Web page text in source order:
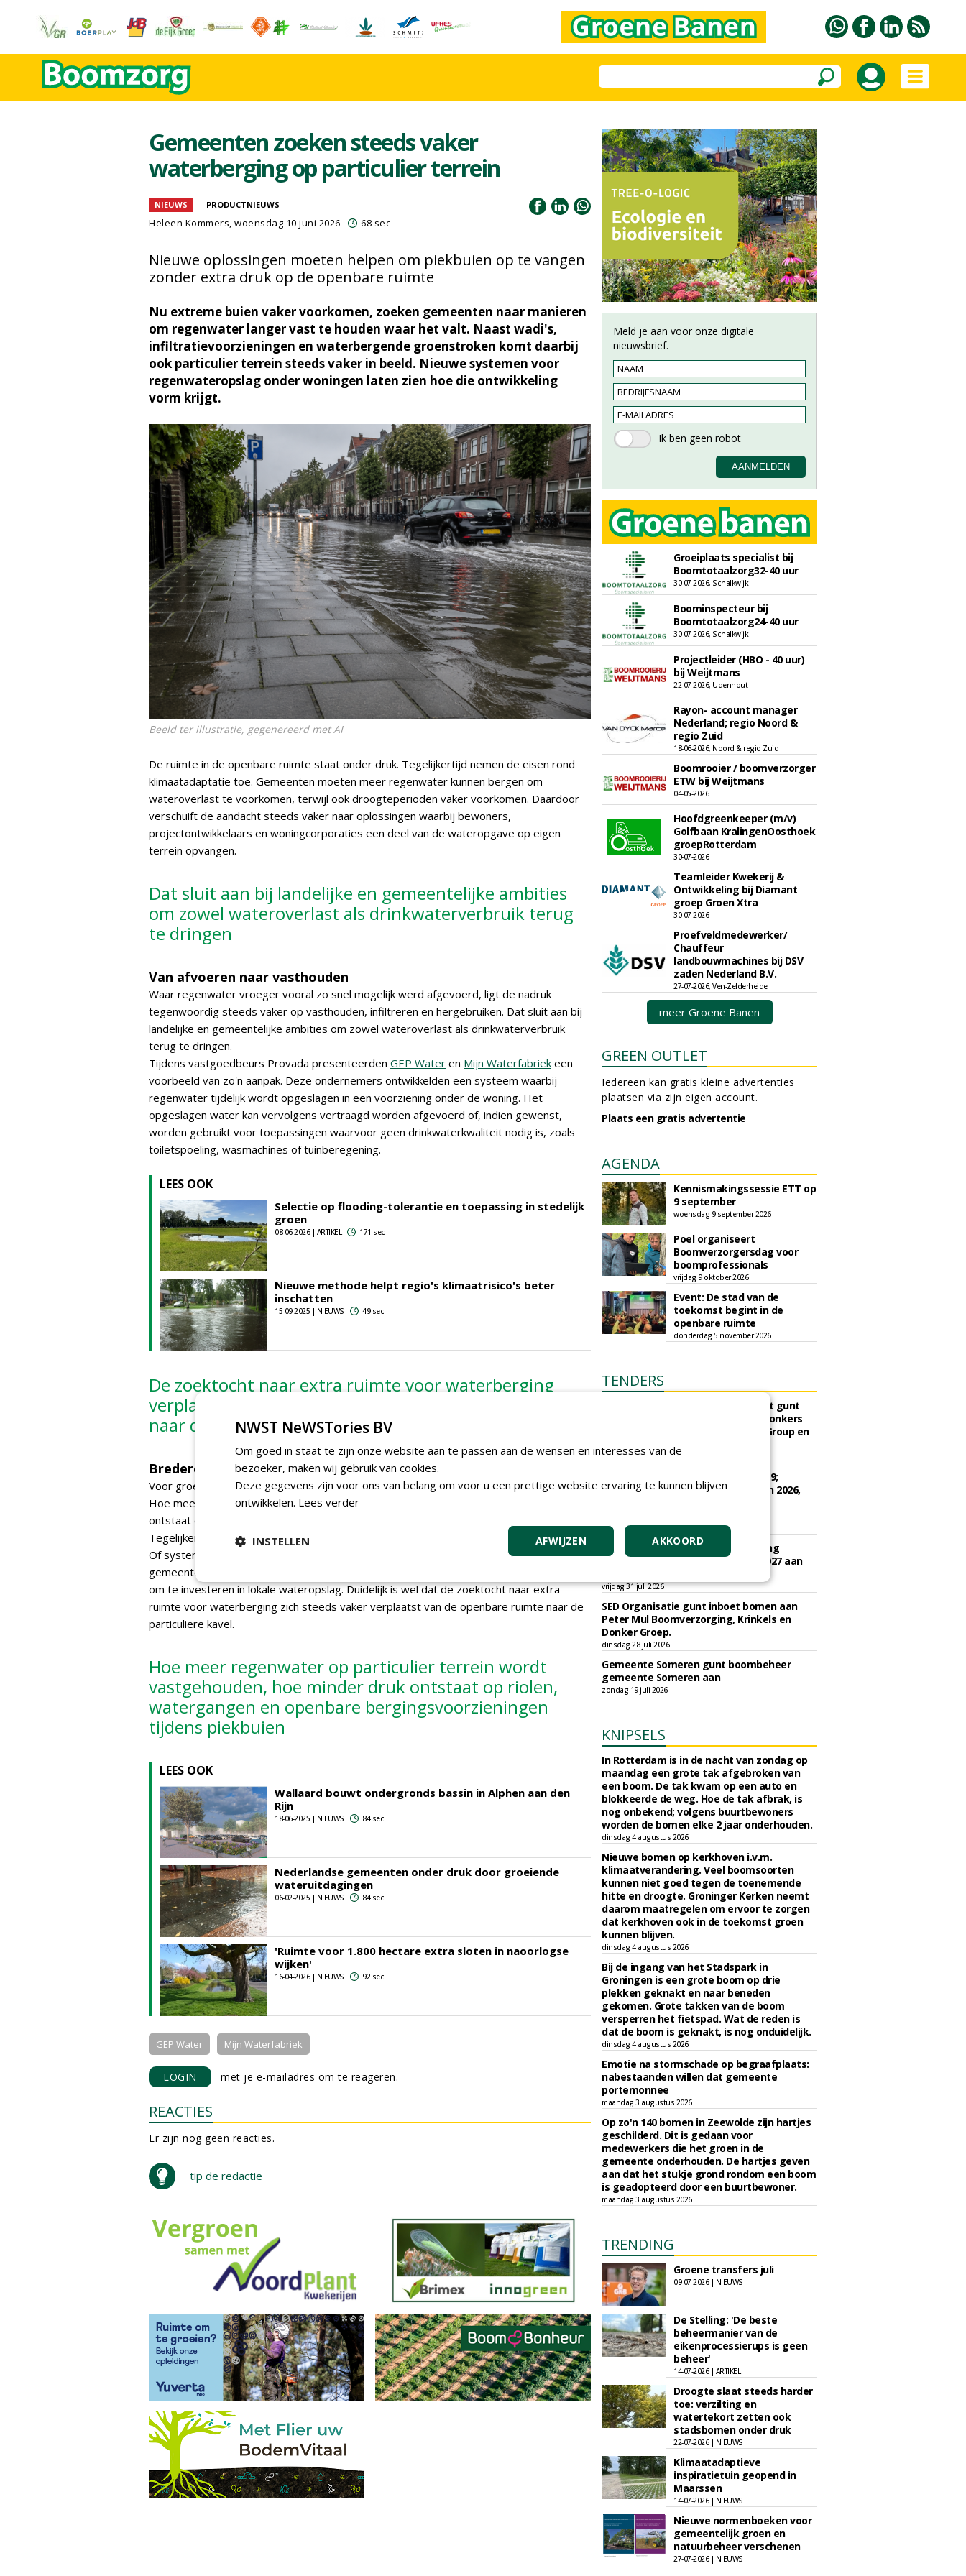
Gemeenten zoeken steeds vaker
waterberging op particulier terrein
NIEUWS PRODUCTNIEUWS
Heleen Kommers, woensdag 10 juni 2026 68 sec
Nieuwe oplossingen moeten helpen om piekbuien op te vangen
zonder extra druk op de openbare ruimte
Nu extreme buien vaker voorkomen, zoeken gemeenten naar manieren
om regenwater langer vast te houden waar het valt. Naast wadi's,
infiltratievoorzieningen en waterbergende groenstroken komt daarbij
ook particulier terrein steeds vaker in beeld. Nieuwe systemen voor
regenwateropslag onder woningen laten zien hoe die ontwikkeling
vorm krijgt.
Beeld ter illustratie, gegenereerd met AI
De ruimte in de openbare ruimte staat onder druk. Tegelijkertijd nemen de eisen rond
klimaatadaptatie toe. Gemeenten moeten meer regenwater kunnen bergen om
wateroverlast te voorkomen, terwijl ook droogteperioden vaker voorkomen. Daardoor
verschuift de aandacht steeds vaker naar oplossingen waarbij bewoners,
projectontwikkelaars en woningcorporaties een deel van de wateropgave op eigen
terrein opvangen.
Dat sluit aan bij landelijke en gemeentelijke ambities
om zowel wateroverlast als drinkwaterverbruik terug
te dringen
Van afvoeren naar vasthouden
Waar regenwater vroeger vooral zo snel mogelijk werd afgevoerd, ligt de nadruk
tegenwoordig steeds vaker op vasthouden, infiltreren en hergebruiken. Dat sluit aan bij
landelijke en gemeentelijke ambities om zowel wateroverlast als drinkwaterverbruik
terug te dringen.
Tijdens vastgoedbeurs Provada presenteerden GEP Water en Mijn Waterfabriek een
voorbeeld van zo'n aanpak. Deze ondernemers ontwikkelden een systeem waarbij
regenwater tijdelijk wordt opgeslagen in een voorziening onder de woning. Het
opgeslagen water kan vervolgens vertraagd worden afgevoerd of, indien gewenst,
worden gebruikt voor toepassingen waarvoor geen drinkwaterkwaliteit nodig is, zoals
toiletspoeling, wasmachines of tuinberegening.
LEES OOK
Selectie op flooding-tolerantie en toepassing in stedelijk
groen
08-06-2026 | ARTIKEL 171 sec
Nieuwe methode helpt regio's klimaatrisico's beter
inschatten
15-09-2025 | NIEUWS 49 sec
De zoektocht naar extra ruimte voor waterberging
verplaatst zich steeds vaker van de openbare ruimte
naar de particuliere kavel
Bredere klimaatadaptatie-opgave
Voor groenprofessionals ligt de relevantie vooral in de bredere klimaatadaptatie-opgave.
Hoe meer regenwater op particulier terrein wordt vastgehouden, hoe minder druk
ontstaat op riolen, watergangen en openbare bergingsvoorzieningen tijdens piekbuien.
Tegelijkertijd blijft meer water beschikbaar binnen de wijk.
Of systemen zoals deze op grotere schaal worden toegepast, zal afhangen van
gemeentelijk beleid, bouwregelgeving en de bereidheid van ontwikkelaars en bewoners
om te investeren in lokale wateropslag. Duidelijk is wel dat de zoektocht naar extra
ruimte voor waterberging zich steeds vaker verplaatst van de openbare ruimte naar de
particuliere kavel.
Hoe meer regenwater op particulier terrein wordt
vastgehouden, hoe minder druk ontstaat op riolen,
watergangen en openbare bergingsvoorzieningen
tijdens piekbuien
LEES OOK
Wallaard bouwt ondergronds bassin in Alphen aan den
Rijn
18-06-2025 | NIEUWS 84 sec
Nederlandse gemeenten onder druk door groeiende
wateruitdagingen
06-02-2025 | NIEUWS 84 sec
'Ruimte voor 1.800 hectare extra sloten in naoorlogse
wijken'
16-04-2026 | NIEUWS 92 sec
GEP Water Mijn Waterfabriek
LOGIN met je e-mailadres om te reageren.
REACTIES
Er zijn nog geen reacties.
tip de redactie
Meld je aan voor onze digitale
nieuwsbrief.
Groeiplaats specialist bij
Boomtotaalzorg32-40 uur
30-07-2026, Schalkwijk
Boominspecteur bij
Boomtotaalzorg24-40 uur
30-07-2026, Schalkwijk
Projectleider (HBO - 40 uur)
bij Weijtmans
22-07-2026, Udenhout
Rayon- account manager
Nederland; regio Noord &
regio Zuid
18-06-2026, Noord & regio Zuid
Boomrooier / boomverzorger
ETW bij Weijtmans
04-05-2026
Hoofdgreenkeeper (m/v)
Golfbaan KralingenOosthoek
groepRotterdam
30-07-2026
Teamleider Kwekerij &
Ontwikkeling bij Diamant
groep Groen Xtra
30-07-2026
Proefveldmedewerker/
Chauffeur
landbouwmachines bij DSV
zaden Nederland B.V.
27-07-2026, Ven-Zelderheide
meer Groene Banen
GREEN OUTLET
Iedereen kan gratis kleine advertenties
plaatsen via zijn eigen account.
Plaats een gratis advertentie
AGENDA
Kennismakingssessie ETT op
9 september
woensdag 9 september 2026
Poel organiseert
Boomverzorgersdag voor
boomprofessionals
vrijdag 9 oktober 2026
Event: De stad van de
toekomst begint in de
openbare ruimte
donderdag 5 november 2026
TENDERS
Academisch Ziekenhuis Maastricht gunt
onderhoud terreinen MUMC+ aan Jonkers
Hoveniers, Dolmans Landscaping Group en
Infracilities
dinsdag 4 augustus 2026
Provincie Drenthe gunt bestek 1879;
onderhoud bomen en beplantingen 2026,
zondag 2 augustus 2026
Gemeente Woerden gunt uitvoering
boomvervangingsopgave 2026 - 2027 aan
vrijdag 31 juli 2026
SED Organisatie gunt inboet bomen aan
Peter Mul Boomverzorging, Krinkels en
Donker Groep.
dinsdag 28 juli 2026
Gemeente Someren gunt boombeheer
gemeente Someren aan
zondag 19 juli 2026
KNIPSELS
In Rotterdam is in de nacht van zondag op
maandag een grote tak afgebroken van
een boom. De tak kwam op een auto en
blokkeerde de weg. Hoe de tak afbrak, is
nog onbekend; volgens buurtbewoners
worden de bomen elke 2 jaar onderhouden.
dinsdag 4 augustus 2026
Nieuwe bomen op kerkhoven i.v.m.
klimaatverandering. Veel boomsoorten
kunnen niet goed tegen de toenemende
hitte en droogte. Groninger Kerken neemt
daarom maatregelen om ervoor te zorgen
dat kerkhoven ook in de toekomst groen
kunnen blijven.
dinsdag 4 augustus 2026
Bij de ingang van het Stadspark in
Groningen is een grote boom op drie
plekken geknakt en naar beneden
gekomen. Grote takken van de boom
versperren het fietspad. Wat de reden is
dat de boom is geknakt, is nog onduidelijk.
dinsdag 4 augustus 2026
Emotie na stormschade op begraafplaats:
nabestaanden willen dat gemeente
portemonnee
maandag 3 augustus 2026
Op zo'n 140 bomen in Zeewolde zijn hartjes
geschilderd. Dit is gedaan voor
medewerkers die het groen in de
gemeente onderhouden. De hartjes geven
aan dat het stukje grond rondom een boom
is geadopteerd door een buurtbewoner.
maandag 3 augustus 2026
TRENDING
Groene transfers juli
09-07-2026 | NIEUWS
De Stelling: 'De beste
beheermanier van de
eikenprocessierups is geen
beheer'
14-07-2026 | ARTIKEL
Droogte slaat steeds harder
toe: verzilting en
watertekort zetten ook
stadsbomen onder druk
22-07-2026 | NIEUWS
Klimaatadaptieve
inspiratietuin geopend in
Maarssen
14-07-2026 | NIEUWS
Nieuwe normenboeken voor
gemeentelijk groen en
natuurbeheer verschenen
27-07-2026 | NIEUWS
NWST NeWSTories BV
Om goed in staat te zijn onze website aan te passen aan de wensen en interesses van de
bezoeker, maken wij gebruik van cookies.
Deze gegevens zijn voor ons van belang om voor u een prettige website ervaring te kunnen blijven
ontwikkelen. Lees verder
AKKOORD
AFWIJZEN
INSTELLEN